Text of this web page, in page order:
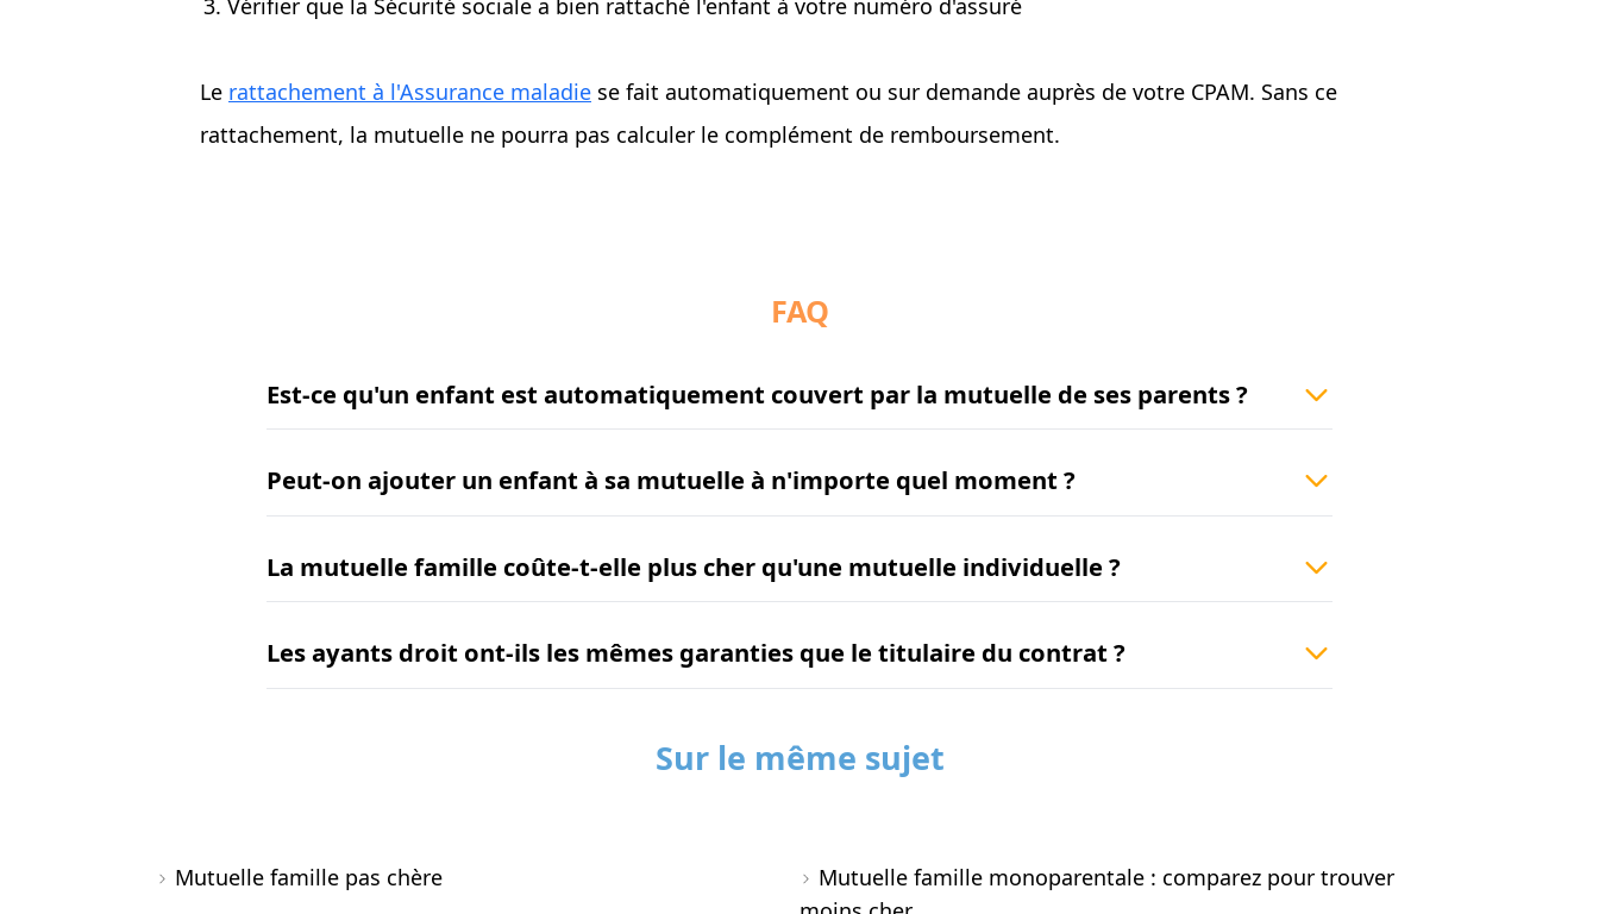
Vérifier que la Sécurité sociale a bien rattaché l'enfant à votre numéro d'assuré
Le rattachement à l'Assurance maladie se fait automatiquement ou sur demande auprès de votre CPAM. Sans ce
rattachement, la mutuelle ne pourra pas calculer le complément de remboursement.
FAQ
Est-ce qu'un enfant est automatiquement couvert par la mutuelle de ses parents ?
Peut-on ajouter un enfant à sa mutuelle à n'importe quel moment ?
La mutuelle famille coûte-t-elle plus cher qu'une mutuelle individuelle ?
Les ayants droit ont-ils les mêmes garanties que le titulaire du contrat ?
Sur le même sujet
Mutuelle famille pas chère
Mutuelle famille monoparentale : comparez pour trouver